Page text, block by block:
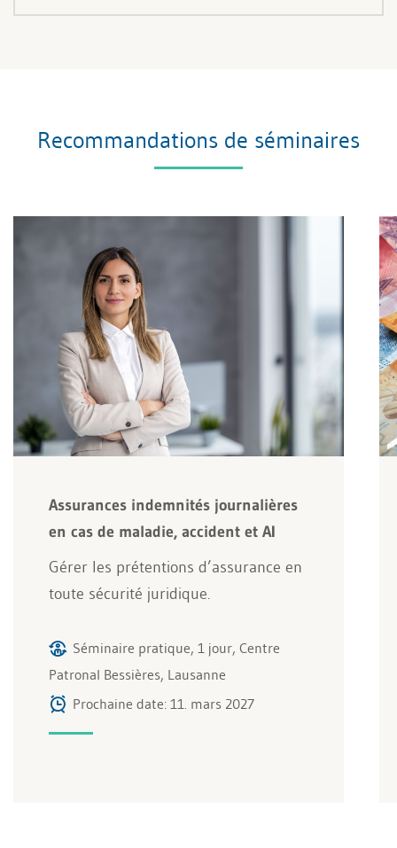
Recommandations de séminaires
Assurances indemnités journalières
en cas de maladie, accident et AI
Gérer les prétentions d’assurance en
toute sécurité juridique.
Séminaire pratique, 1 jour, Centre
Patronal Bessières, Lausanne
Prochaine date: 11. mars 2027